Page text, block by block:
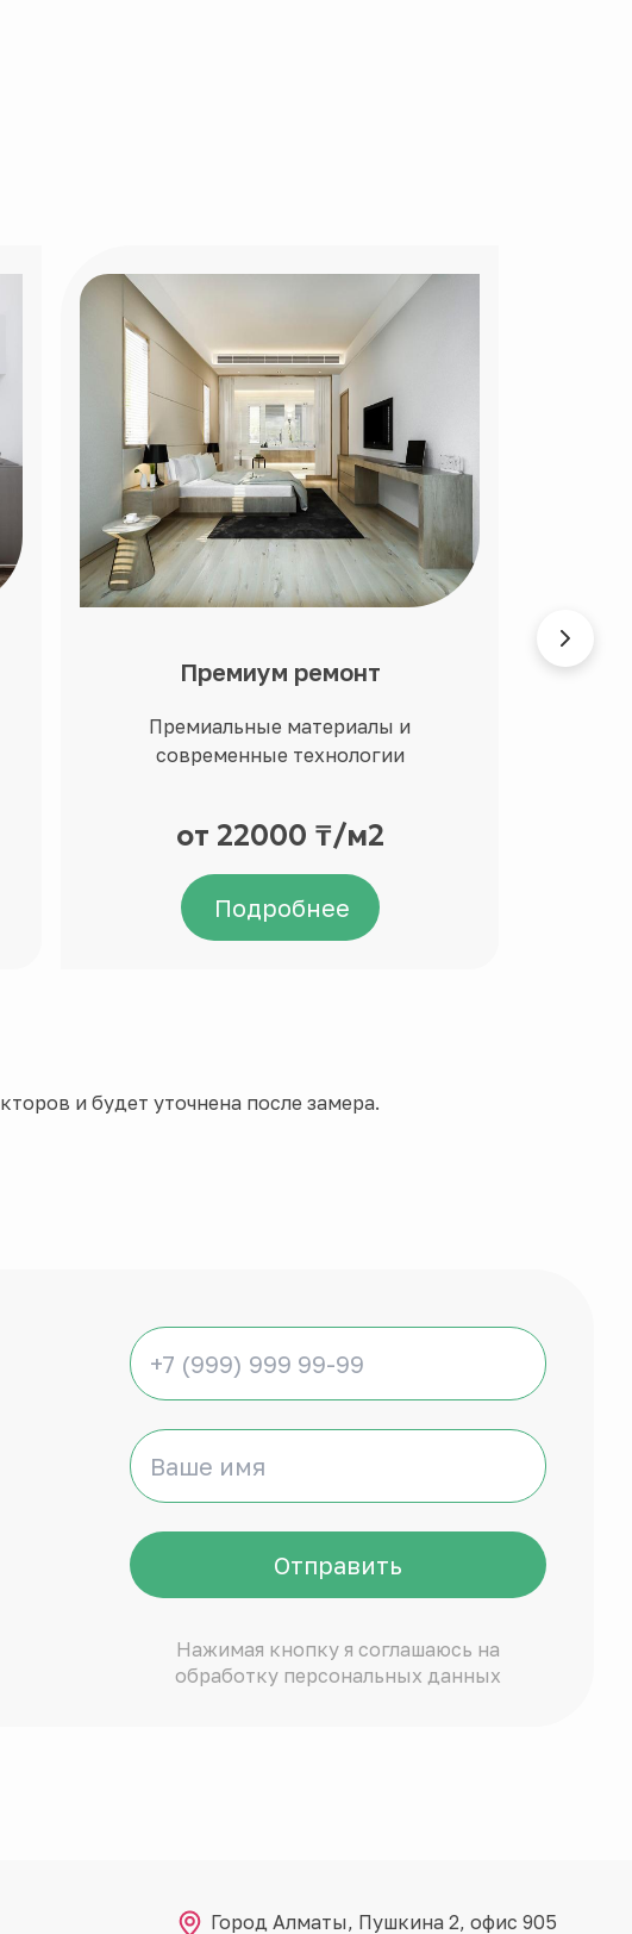
Премиум ремонт
Премиальные материалы и
современные технологии
от 22000 ₸/м2
Подробнее
и будет уточнена после замера.
Отправить
Нажимая кнопку я соглашаюсь на
обработку персональных данных
Город Алматы, Пушкина 2, офис 905